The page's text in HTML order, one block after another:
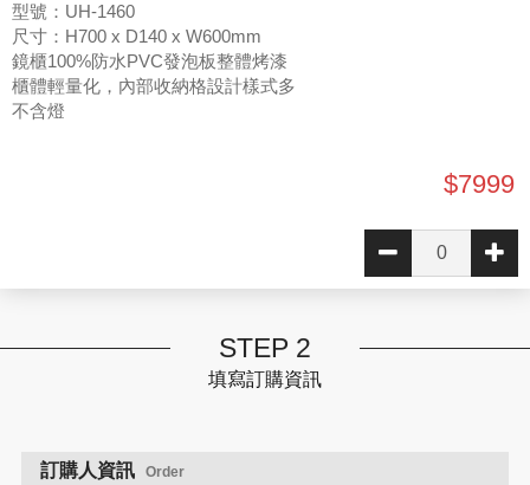
型號：UH-1460
尺寸：H700 x D140 x W600mm
鏡櫃100%防水PVC發泡板整體烤漆
櫃體輕量化，內部收納格設計樣式多
不含燈
$7999
STEP 2
填寫訂購資訊
訂購人資訊 Order